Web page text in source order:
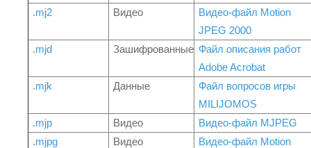
.mj2
Видео
Видео-файл Motion
JPEG 2000
.mjd
Зашифрованные Файл описания работ
Adobe Acrobat
.mjk
Данные
Файл вопросов игры
MILIJOMOS
.mjp
Видео
Видео-файл MJPEG
.mjpg
Видео
Видео-файл Motion